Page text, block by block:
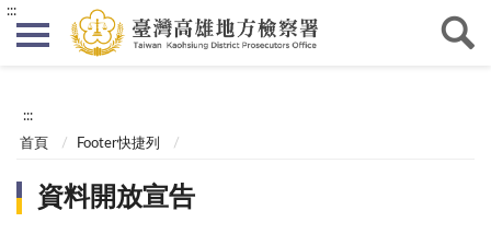
:::
:::
首頁 Footer快捷列
資料開放宣告